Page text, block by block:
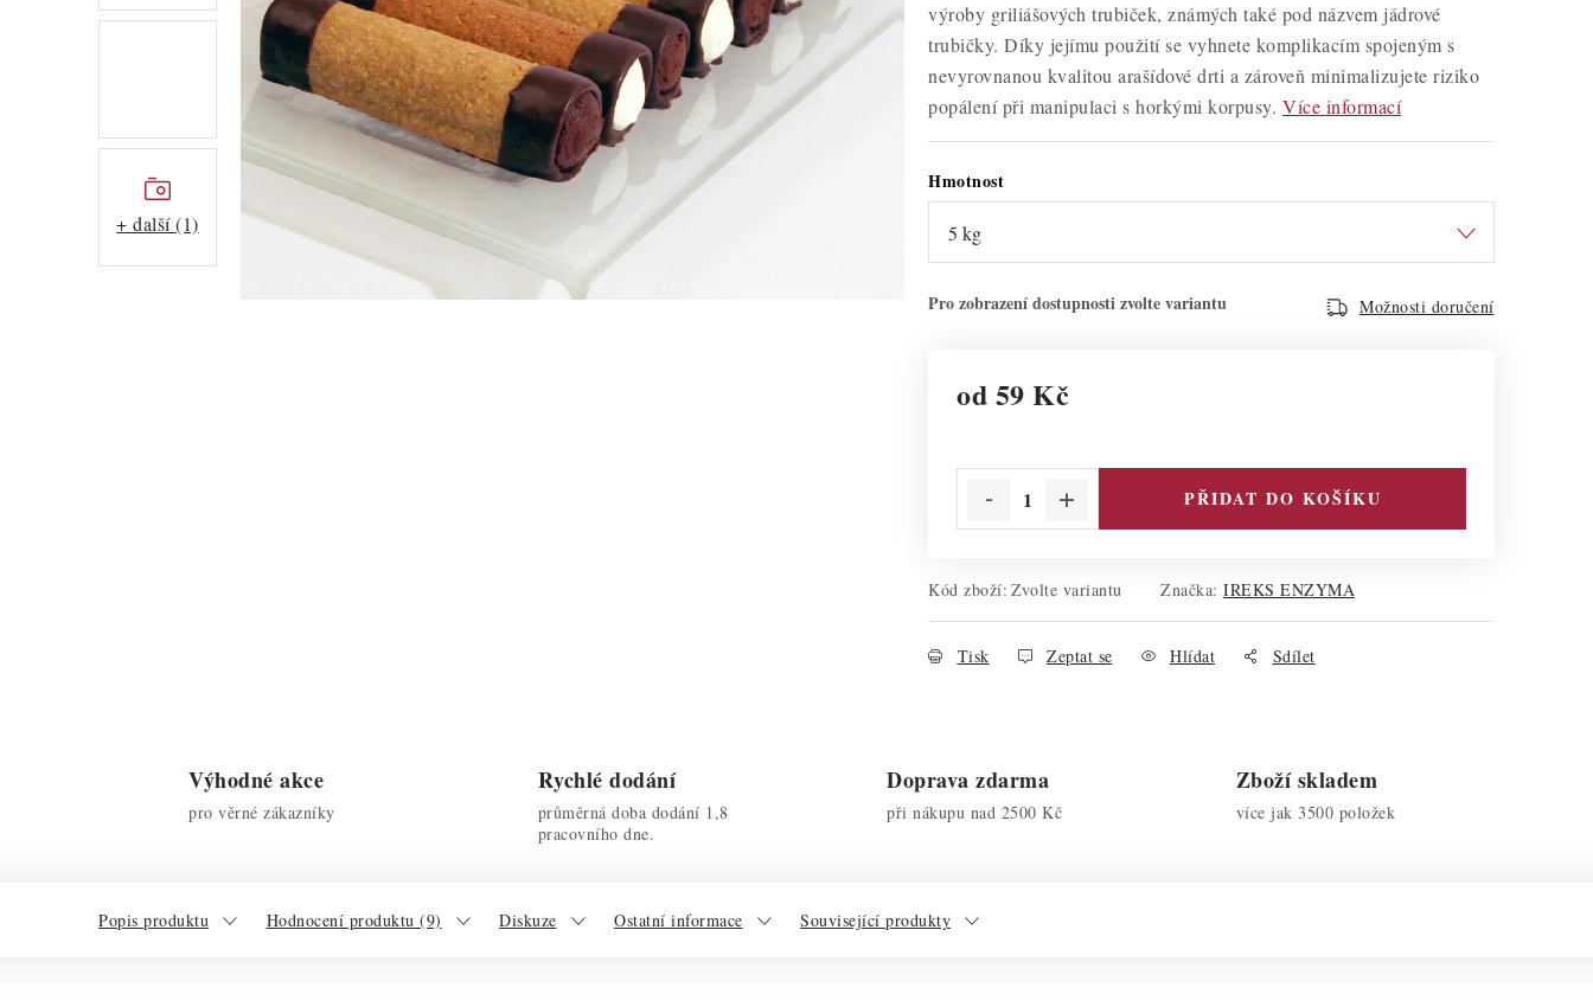
+ další (1)
výroby griliášových trubiček, známých také pod názvem jádrové
trubičky. Díky jejímu použití se vyhnete komplikacím spojeným s
nevyrovnanou kvalitou arašídové drti a zároveň minimalizujete riziko
popálení při manipulaci s horkými korpusy. Více informací
Hmotnost
Možnosti doručení
od 59 Kč
PŘIDAT DO KOŠÍKU
Kód zboží: Zvolte variantu Značka: IREKS ENZYMA
Tisk Zeptat se Hlídat Sdílet
Výhodné akce
pro věrné zákazníky
Rychlé dodání
průměrná doba dodání 1,8
pracovního dne.
Doprava zdarma
při nákupu nad 2500 Kč
Zboží skladem
více jak 3500 položek
Popis produktu Hodnocení produktu (9) Diskuze Ostatní informace Související produkty